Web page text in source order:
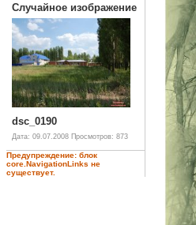
Случайное изображение
dsc_0190
Дата: 09.07.2008 Просмотров: 873
Предупреждение: блок
core.NavigationLinks не
существует.